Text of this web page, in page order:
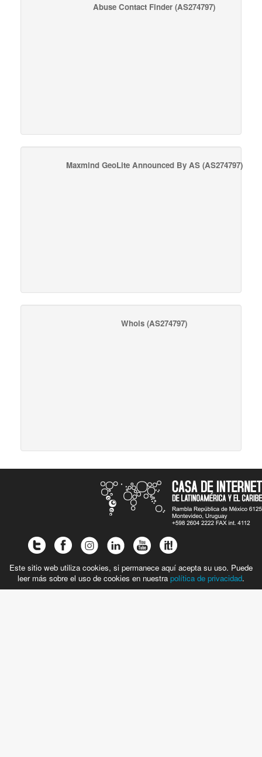
Abuse Contact Finder (AS274797)
Maxmind GeoLite Announced By AS(AS274797)
Whois (AS274797)
Este sitio web utiliza cookies, si permanece aquí acepta su uso. Puede
leer más sobre el uso de cookies en nuestra política de privacidad.